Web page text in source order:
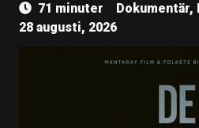
71 minuter Dokumentär,
28 augusti, 2026